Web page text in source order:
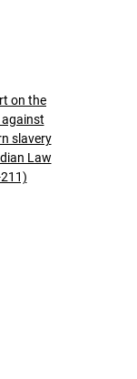
on the
slavery
Law